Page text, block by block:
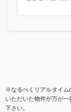
※なるべくリアルタイム
いただいた物件が万が
下さい。